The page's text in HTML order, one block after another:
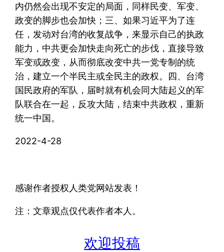
内仍然会出现不安定的局面，同样民变、军变、
政变的脚步也会加快；三、如果习近平为了连
任，发动对台湾的收复战争，来显示自己的执政
能力，中共更会加快走向死亡的步伐，直接导致
军变或政变，从而彻底改变中共一党专制的统
治，建立一个半民主或全民主的政权。四、台湾
国民政府的军队，届时就有机会同大陆起义的军
队联合在一起，反攻大陆，结束中共政权，重新
统一中国。
2022-4-28
感谢作者授权人类党网站发表！
注：文章观点仅代表作者本人。
欢迎投稿